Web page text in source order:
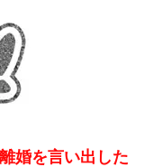
離婚を言い出した